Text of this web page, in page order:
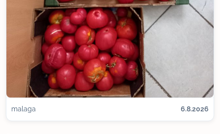
malaga 6.8.2026